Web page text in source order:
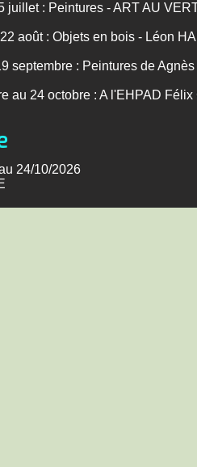
juillet : Peintures - ART AU
août : Objets en bois - Léon
septembre : Peintures de
au 24 octobre : A l'EHPAD
24/10/2026